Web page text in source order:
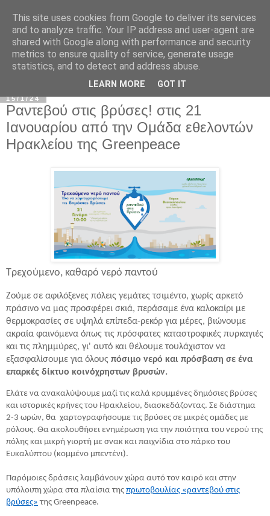
15/1/24
Ραντεβού στις βρύσες! στις 21
Ιανουαρίου από την Ομάδα εθελοντών
Ηρακλείου της Greenpeace
Τρεχούμενο, καθαρό νερό παντού
Ζούμε σε αφιλόξενες πόλεις γεμάτες τσιμέντο, χωρίς αρκετό
πράσινο να μας προσφέρει σκιά, περάσαμε ένα καλοκαίρι με
θερμοκρασίες σε υψηλά επίπεδα-ρεκόρ για μέρες, βιώνουμε
ακραία φαινόμενα όπως τις πρόσφατες καταστροφικές πυρκαγιές
και τις πλημμύρες, γι' αυτό και θέλουμε τουλάχιστον να
εξασφαλίσουμε για όλους πόσιμο νερό και πρόσβαση σε ένα
επαρκές δίκτυο κοινόχρηστων βρυσών.
Ελάτε να ανακαλύψουμε μαζί τις καλά κρυμμένες δημόσιες βρύσες
και ιστορικές κρήνες του Ηρακλείου, διασκεδάζοντας. Σε διάστημα
2-3 ωρών, θα χαρτογραφήσουμε τις βρύσες σε μικρές ομάδες με
ρόλους. Θα ακολουθήσει ενημέρωση για την ποιότητα του νερού της
πόλης και μικρή γιορτή με σνακ και παιχνίδια στο πάρκο του
Ευκαλύπτου (κομμένο μπεντένι).
Παρόμοιες δράσεις λαμβάνουν χώρα αυτό τον καιρό και στην
υπόλοιπη χώρα στα πλαίσια της πρωτοβουλίας «ραντεβού στις
βρύσες» της Greenpeace.
This site uses cookies from Google to deliver its services
and to analyze traffic. Your IP address and user-agent are
shared with Google along with performance and security
metrics to ensure quality of service, generate usage
statistics, and to detect and address abuse.
LEARN MORE GOT IT